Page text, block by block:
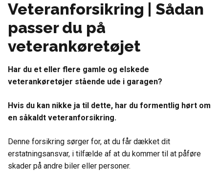
Veteranforsikring | Sådan
passer du på
veterankøretøjet
Har du et eller flere gamle og elskede
veterankøretøjer stående ude i garagen?
Hvis du kan nikke ja til dette, har du formentlig hørt om
en såkaldt veteranforsikring.
Denne forsikring sørger for, at du får dækket dit
erstatningsansvar, i tilfælde af at du kommer til at påføre
skader på andre biler eller personer.